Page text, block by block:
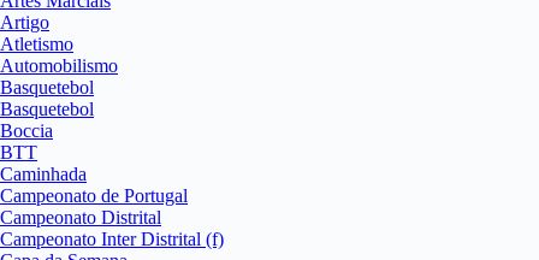
Artigo
Atletismo
Automobilismo
Basquetebol
Basquetebol
Boccia
BTT
Caminhada
Campeonato de Portugal
Campeonato Distrital
Campeonato Inter Distrital (f)